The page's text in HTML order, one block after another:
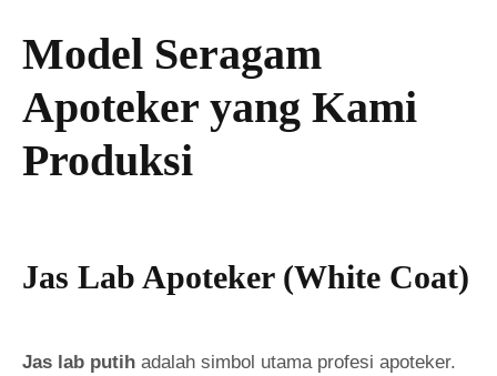
Model Seragam
Apoteker yang Kami
Produksi
Jas Lab Apoteker (White Coat)
Jas lab putih adalah simbol utama profesi apoteker.